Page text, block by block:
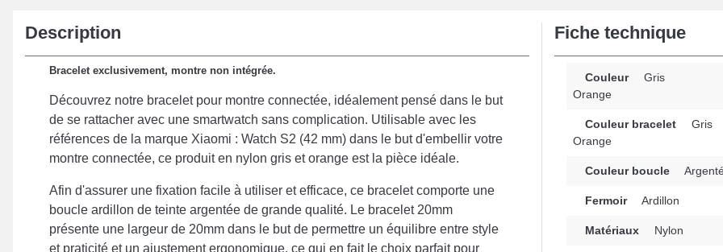
Description
Bracelet exclusivement, montre non intégrée.
Découvrez notre bracelet pour montre connectée, idéalement pensé dans le but
de se rattacher avec une smartwatch sans complication. Utilisable avec les
références de la marque Xiaomi : Watch S2 (42 mm) dans le but d'embellir votre
montre connectée, ce produit en nylon gris et orange est la pièce idéale.
Afin d'assurer une fixation facile à utiliser et efficace, ce bracelet comporte une
boucle ardillon de teinte argentée de grande qualité. Le bracelet 20mm
présente une largeur de 20mm dans le but de permettre un équilibre entre style
et praticité et un ajustement ergonomique, ce qui en fait le choix parfait pour
Fiche technique
Couleur
Gris
Orange
Couleur bracelet
Gris
Orange
Couleur boucle
Fermoir Ardillon
Matériaux Nylon